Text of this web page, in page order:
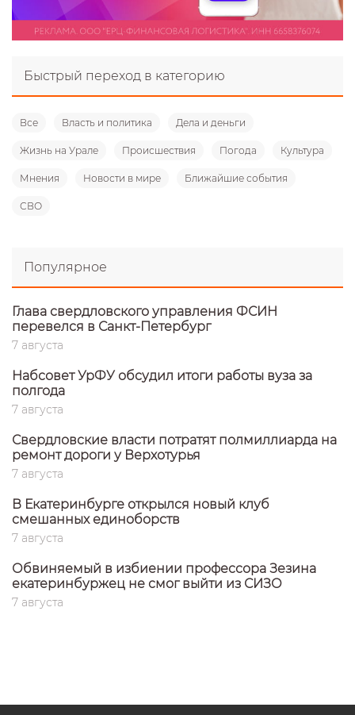
Быстрый переход в категорию
Все Власть и политика Дела и деньги
Жизнь на Урале Происшествия Погода Культура
Мнения Новости в мире Ближайшие события
СВО
Популярное
Глава свердловского управления ФСИН
перевелся в Санкт-Петербург
7 августа
Набсовет УрФУ обсудил итоги работы вуза за
полгода
7 августа
Свердловские власти потратят полмиллиарда на
ремонт дороги у Верхотурья
7 августа
В Екатеринбурге открылся новый клуб
смешанных единоборств
7 августа
Обвиняемый в избиении профессора Зезина
екатеринбуржец не смог выйти из СИЗО
7 августа